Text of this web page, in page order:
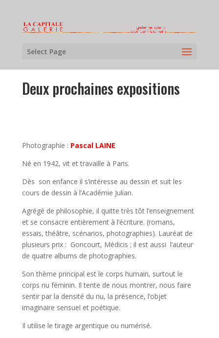
Select Page
Deux prochaines expositions
Photographie : Pascal LAINE
Né en 1942, vit et travaille à Paris.
Dès son enfance il s’intéresse au dessin et suit les
cours de dessin à l’Académie Julian.
Agrégé de philosophie, il quitte très tôt l’enseignement
et se consacre entièrement à l’écriture. (romans,
essais, théâtre, scénarios, photographies). Lauréat de
plusieurs prix : Goncourt, Médicis ; il est aussi l’auteur
de quatre albums de photographies.
Son thème principal est le corps humain, surtout le
corps nu féminin. Il tente de nous montrer, nous faire
sentir par la densité du nu, la présence, l’objet
imaginaire sensuel et poétique.
Il utilise le tirage argentique ou numérisé.